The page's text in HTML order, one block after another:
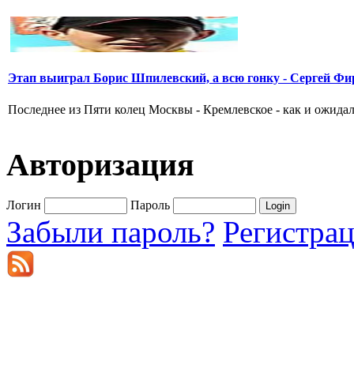
Этап выиграл Борис Шпилевский, а всю гонку - Сергей
Последнее из Пяти колец Москвы - Кремлевское - как и
Авторизация
Логин Пароль
Забыли пароль?